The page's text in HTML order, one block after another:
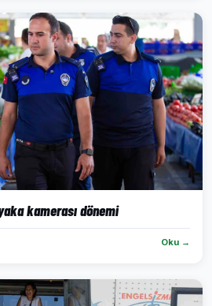
kamerası dönemi
Oku →